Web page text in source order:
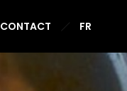
CONTACT FR